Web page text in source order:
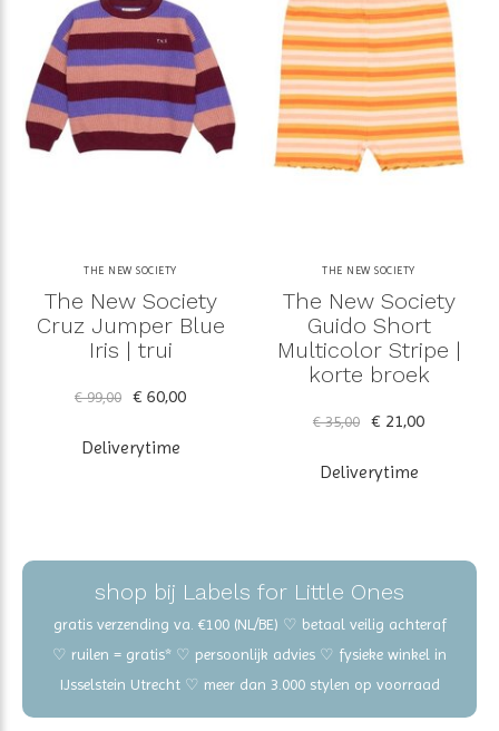
THE NEW SOCIETY
The New Society
Cruz Jumper Blue
Iris | trui
€ 99,00 € 60,00
Deliverytime
THE NEW SOCIETY
The New Society
Guido Short
Multicolor Stripe |
korte broek
€ 35,00 € 21,00
Deliverytime
shop bij Labels for Little Ones
gratis verzending va. €100 (NL/BE) ♡ betaal veilig achteraf
♡ ruilen = gratis* ♡ persoonlijk advies ♡ fysieke winkel in
IJsselstein Utrecht ♡ meer dan 3.000 stylen op voorraad